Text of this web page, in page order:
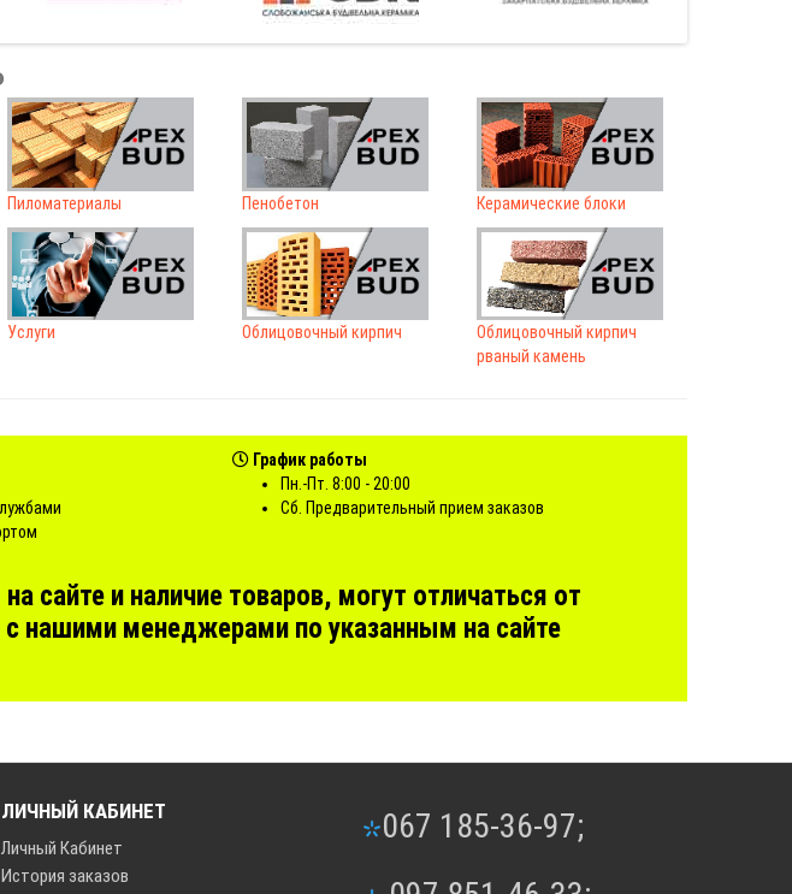
Пиломатериалы Пенобетон Керамические блоки
Услуги Облицовочный кирпич
Облицовочный кирпич
рваный камень
График работы
Пн.-Пт. 8:00 - 20:00
Сб. Предварительный прием заказов
и наличие товаров, могут отличаться от
нашими менеджерами по указанным на сайте
ЛИЧНЫЙ КАБИНЕТ
Личный Кабинет
История заказов
067 185-36-97;